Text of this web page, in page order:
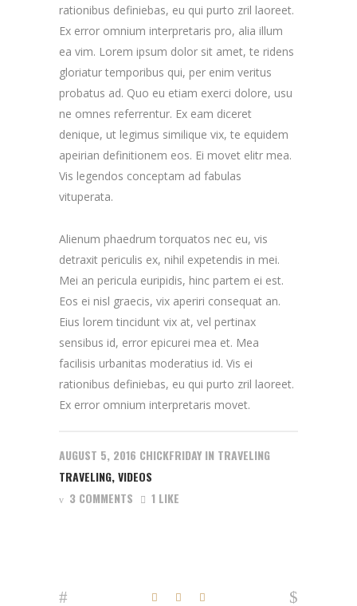
rationibus definiebas, eu qui purto zril laoreet.
Ex error omnium interpretaris pro, alia illum
ea vim. Lorem ipsum dolor sit amet, te ridens
gloriatur temporibus qui, per enim veritus
probatus ad. Quo eu etiam exerci dolore, usu
ne omnes referrentur. Ex eam diceret
denique, ut legimus similique vix, te equidem
apeirian definitionem eos. Ei movet elitr mea.
Vis legendos conceptam ad fabulas
vituperata.
Alienum phaedrum torquatos nec eu, vis
detraxit periculis ex, nihil expetendis in mei.
Mei an pericula euripidis, hinc partem ei est.
Eos ei nisl graecis, vix aperiri consequat an.
Eius lorem tincidunt vix at, vel pertinax
sensibus id, error epicurei mea et. Mea
facilisis urbanitas moderatius id. Vis ei
rationibus definiebas, eu qui purto zril laoreet.
Ex error omnium interpretaris movet.
AUGUST 5, 2016 CHICKFRIDAY IN TRAVELING
TRAVELING,VIDEOS
3 COMMENTS
1 LIKE